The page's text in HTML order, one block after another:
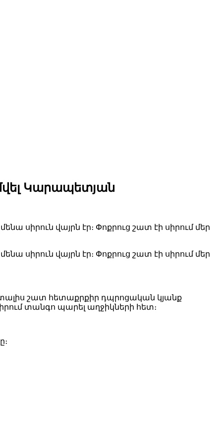
Կարապետյան
սիրուն վայրն էր։ Փոքրուց շատ էի սիրում մեր
սիրուն վայրն էր։ Փոքրուց շատ էի սիրում մեր
տալիս շատ հետաքրքիր դպրոցական կյանք
տանգո պարել աղջիկների հետ։